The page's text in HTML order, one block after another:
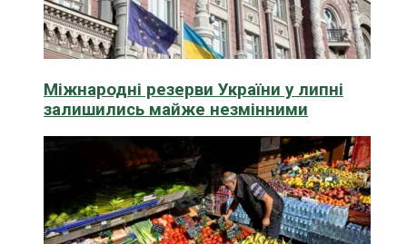
Міжнародні резерви України у липні
залишились майже незмінними